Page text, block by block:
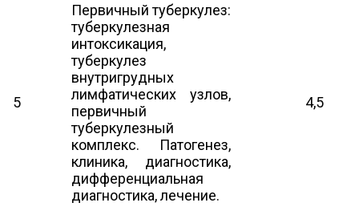
5
Первичный туберкулез:
туберкулезная
интоксикация,
туберкулез
внутригрудных
лимфатических узлов,
первичный
туберкулезный
комплекс. Патогенез,
клиника, диагностика,
дифференциальная
диагностика, лечение.
4,5